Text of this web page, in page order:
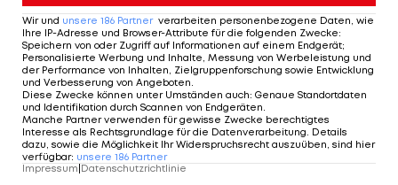
Wir und unsere 186 Partner verarbeiten personenbezogene Daten, wie
Ihre IP-Adresse und Browser-Attribute für die folgenden Zwecke:
Speichern von oder Zugriff auf Informationen auf einem Endgerät;
Personalisierte Werbung und Inhalte, Messung von Werbeleistung und
der Performance von Inhalten, Zielgruppenforschung sowie Entwicklung
und Verbesserung von Angeboten.
Diese Zwecke können unter Umständen auch: Genaue Standortdaten
und Identifikation durch Scannen von Endgeräten.
Manche Partner verwenden für gewisse Zwecke berechtigtes
Interesse als Rechtsgrundlage für die Datenverarbeitung. Details
dazu, sowie die Möglichkeit Ihr Widerspruchsrecht auszuüben, sind hier
verfügbar: unsere 186 Partner
Impressum Datenschutzrichtlinie